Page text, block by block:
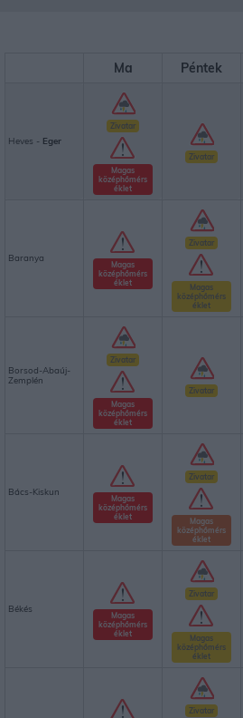
Ma Péntek
Heves - Eger
Zivatar
Magas
középhőmérs
éklet
Zivatar
Baranya
Magas
középhőmérs
éklet
Zivatar
Magas
középhőmérs
éklet
Borsod-Abaúj-
Zemplén
Zivatar
Magas
középhőmérs
éklet
Zivatar
Bács-Kiskun
Magas
középhőmérs
éklet
Zivatar
Magas
középhőmérs
éklet
Békés
Magas
középhőmérs
éklet
Zivatar
Magas
középhőmérs
éklet
Zivatar